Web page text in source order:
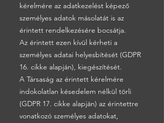
kérelmére az adatkezelést képező
személyes adatok másolatát is az
érintett rendelkezésére bocsátja.
Az érintett ezen kívül kérheti a
személyes adatai helyesbítését (GDPR
16. cikke alapján), kiegészítését.
A Társaság az érintett kérelmére
indokolatlan késedelem nélkül törli
(GDPR 17. cikke alapján) az érintettre
vonatkozó személyes adatokat,